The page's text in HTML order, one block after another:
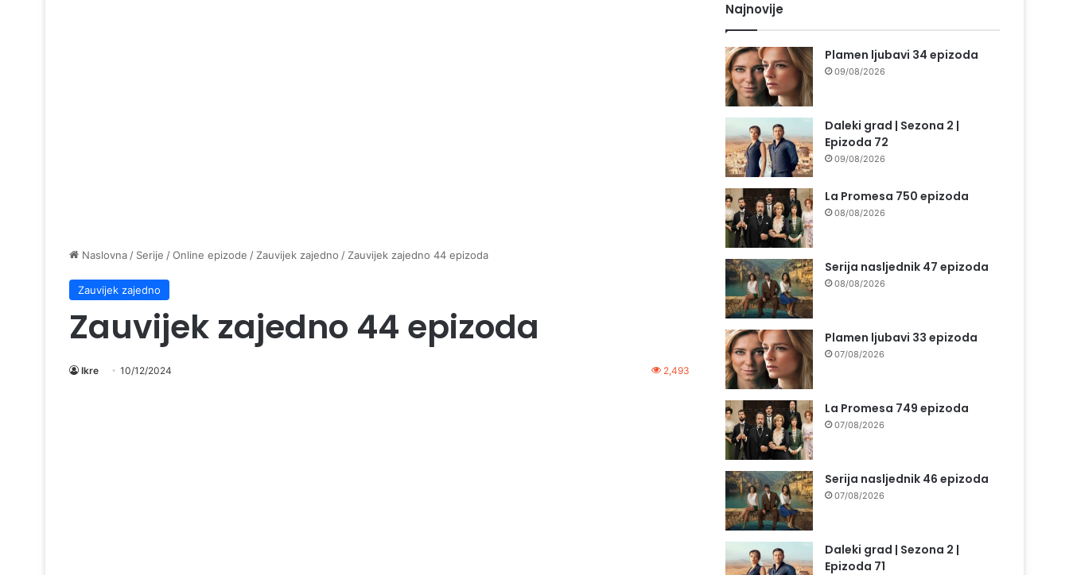
Naslovna / Serije /Online epizode / Zauvijek zajedno / Zauvijek zajedno 44 epizoda
Zauvijek zajedno
Zauvijek zajedno 44 epizoda
Ikre 10/12/2024 2,493
Najnovije
Plamen ljubavi 34 epizoda
09/08/2026
Daleki grad | Sezona 2 |
Epizoda 72
09/08/2026
La Promesa 750 epizoda
08/08/2026
Serija nasljednik 47 epizoda
08/08/2026
Plamen ljubavi 33 epizoda
07/08/2026
La Promesa 749 epizoda
07/08/2026
Serija nasljednik 46 epizoda
07/08/2026
Daleki grad | Sezona 2 |
Epizoda 71